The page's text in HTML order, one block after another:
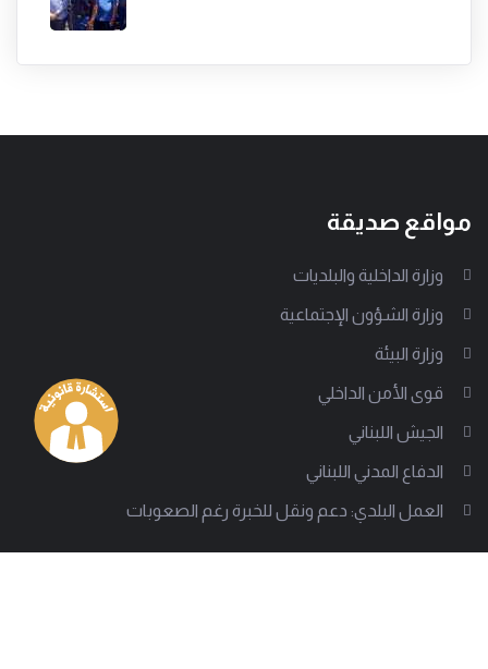
مواقع صديقة
وزارة الداخلية والبلديات
وزارة الشؤون الإجتماعية
وزارة البيئة
قوى الأمن الداخلي
الجيش اللبناني
الدفاع المدني اللبناني
العمل البلدي: دعم ونقل للخبرة رغم الصعوبات